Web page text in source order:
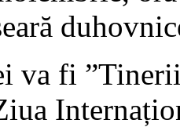
va fi